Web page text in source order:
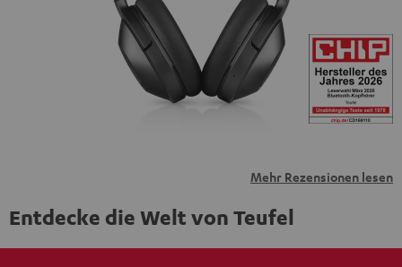
übermittelt werden.
Weitere Informationen sind in der
Datenschutzerklärung unter I zu finden.
Mehr Rezensionen lesen
Entdecke die Welt von Teufel